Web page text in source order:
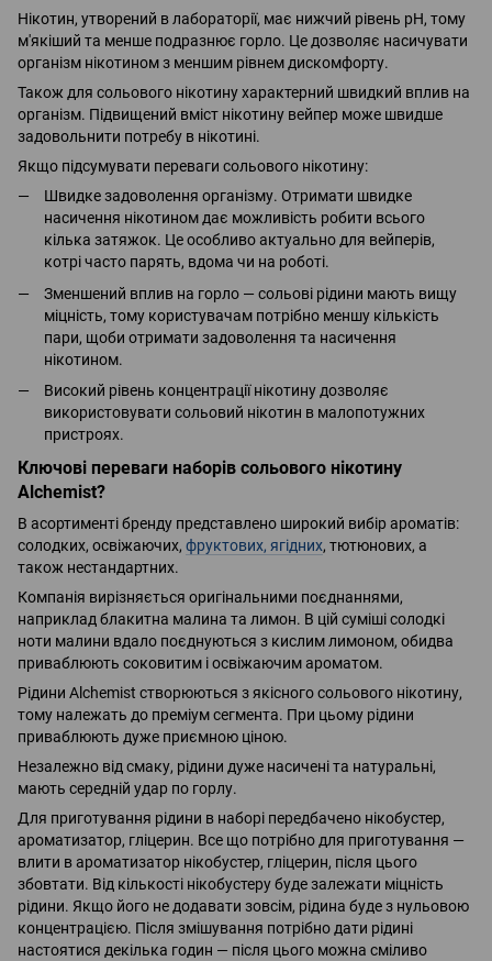
Нікотин, утворений в лабораторії, має нижчий рівень pH, тому
м'якіший та менше подразнює горло. Це дозволяє насичувати
організм нікотином з меншим рівнем дискомфорту.
Також для сольового нікотину характерний швидкий вплив на
організм. Підвищений вміст нікотину вейпер може швидше
задовольнити потребу в нікотині.
Якщо підсумувати переваги сольового нікотину:
Швидке задоволення організму. Отримати швидке
насичення нікотином дає можливість робити всього
кілька затяжок. Це особливо актуально для вейперів,
котрі часто парять, вдома чи на роботі.
Зменшений вплив на горло — сольові рідини мають вищу
міцність, тому користувачам потрібно меншу кількість
пари, щоби отримати задоволення та насичення
нікотином.
Високий рівень концентрації нікотину дозволяє
використовувати сольовий нікотин в малопотужних
пристроях.
Ключові переваги наборів сольового нікотину
Alchemist?
В асортименті бренду представлено широкий вибір ароматів:
солодких, освіжаючих, фруктових, ягідних, тютюнових, а
також нестандартних.
Компанія вирізняється оригінальними поєднаннями,
наприклад блакитна малина та лимон. В цій суміші солодкі
ноти малини вдало поєднуються з кислим лимоном, обидва
приваблюють соковитим і освіжаючим ароматом.
Рідини Alchemist створюються з якісного сольового нікотину,
тому належать до преміум сегмента. При цьому рідини
приваблюють дуже приємною ціною.
Незалежно від смаку, рідини дуже насичені та натуральні,
мають середній удар по горлу.
Для приготування рідини в наборі передбачено нікобустер,
ароматизатор, гліцерин. Все що потрібно для приготування —
влити в ароматизатор нікобустер, гліцерин, після цього
збовтати. Від кількості нікобустеру буде залежати міцність
рідини. Якщо його не додавати зовсім, рідина буде з нульовою
концентрацією. Після змішування потрібно дати рідині
настоятися декілька годин — після цього можна сміливо